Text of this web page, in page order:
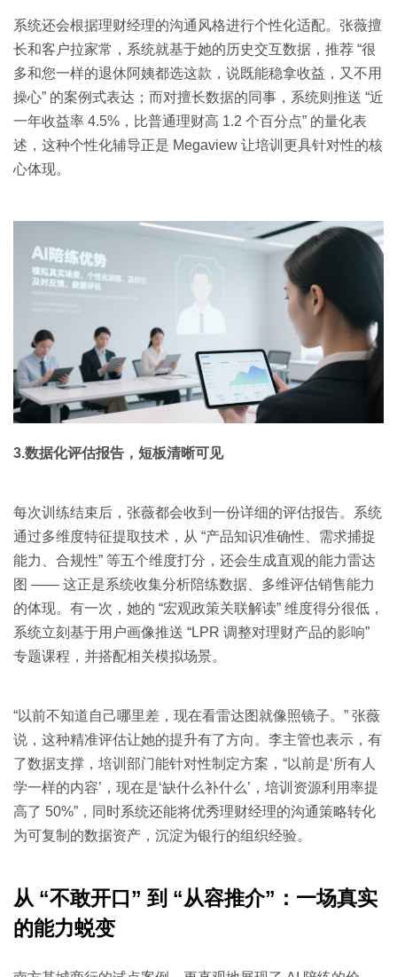
系统还会根据理财经理的沟通风格进行个性化适配。张薇擅
长和客户拉家常，系统就基于她的历史交互数据，推荐 “很
多和您一样的退休阿姨都选这款，说既能稳拿收益，又不用
操心” 的案例式表达；而对擅长数据的同事，系统则推送 “近
一年收益率 4.5%，比普通理财高 1.2 个百分点” 的量化表
述，这种个性化辅导正是 Megaview 让培训更具针对性的核
心体现。
3.数据化评估报告，短板清晰可见
每次训练结束后，张薇都会收到一份详细的评估报告。系统
通过多维度特征提取技术，从 “产品知识准确性、需求捕捉
能力、合规性” 等五个维度打分，还会生成直观的能力雷达
图 —— 这正是系统收集分析陪练数据、多维评估销售能力
的体现。有一次，她的 “宏观政策关联解读” 维度得分很低，
系统立刻基于用户画像推送 “LPR 调整对理财产品的影响”
专题课程，并搭配相关模拟场景。
“以前不知道自己哪里差，现在看雷达图就像照镜子。” 张薇
说，这种精准评估让她的提升有了方向。李主管也表示，有
了数据支撑，培训部门能针对性制定方案，“以前是‘所有人
学一样的内容’，现在是‘缺什么补什么’，培训资源利用率提
高了 50%”，同时系统还能将优秀理财经理的沟通策略转化
为可复制的数据资产，沉淀为银行的组织经验。
从 “不敢开口” 到 “从容推介”：一场真实
的能力蜕变